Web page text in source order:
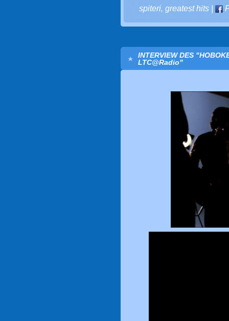
spiteri, greatest hits
INTERVIEW DES
LTC@Radio"